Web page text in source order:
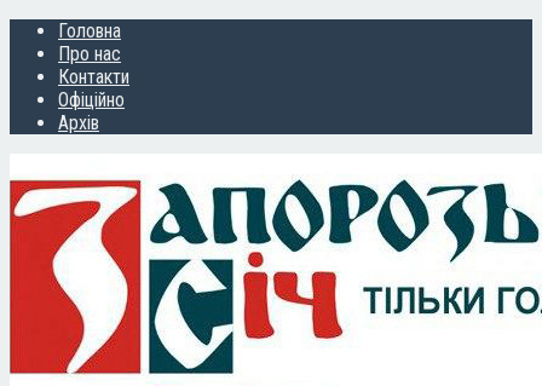
Головна
Про нас
Контакти
Офіційно
Архів